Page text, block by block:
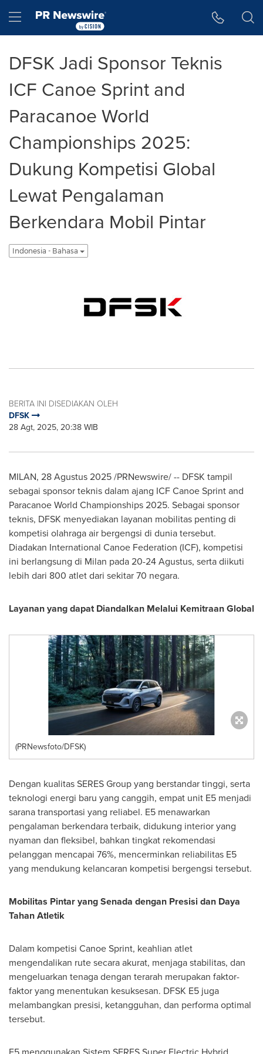
Hamburger menu
DFSK Jadi Sponsor Teknis
ICF Canoe Sprint and
Paracanoe World
Championships 2025:
Dukung Kompetisi Global
Lewat Pengalaman
Berkendara Mobil Pintar
Indonesia - Bahasa
BERITA INI DISEDIAKAN OLEH
DFSK
28 Agt, 2025, 20:38 WIB
MILAN, 28 Agustus 2025 /PRNewswire/ -- DFSK tampil
sebagai sponsor teknis dalam ajang ICF Canoe Sprint and
Paracanoe World Championships 2025. Sebagai sponsor
teknis, DFSK menyediakan layanan mobilitas penting di
kompetisi olahraga air bergengsi di dunia tersebut.
Diadakan International Canoe Federation (ICF), kompetisi
ini berlangsung di Milan pada 20-24 Agustus, serta diikuti
lebih dari 800 atlet dari sekitar 70 negara.
Layanan yang dapat Diandalkan Melalui Kemitraan Global
(PRNewsfoto/DFSK)
Dengan kualitas SERES Group yang berstandar tinggi, serta
teknologi energi baru yang canggih, empat unit E5 menjadi
sarana transportasi yang reliabel. E5 menawarkan
pengalaman berkendara terbaik, didukung interior yang
nyaman dan fleksibel, bahkan tingkat rekomendasi
pelanggan mencapai 76%, mencerminkan reliabilitas E5
yang mendukung kelancaran kompetisi bergengsi tersebut.
Mobilitas Pintar yang Senada dengan Presisi dan Daya
Tahan Atletik
Dalam kompetisi Canoe Sprint, keahlian atlet
mengendalikan rute secara akurat, menjaga stabilitas, dan
mengeluarkan tenaga dengan terarah merupakan faktor-
faktor yang menentukan kesuksesan. DFSK E5 juga
melambangkan presisi, ketangguhan, dan performa optimal
tersebut.